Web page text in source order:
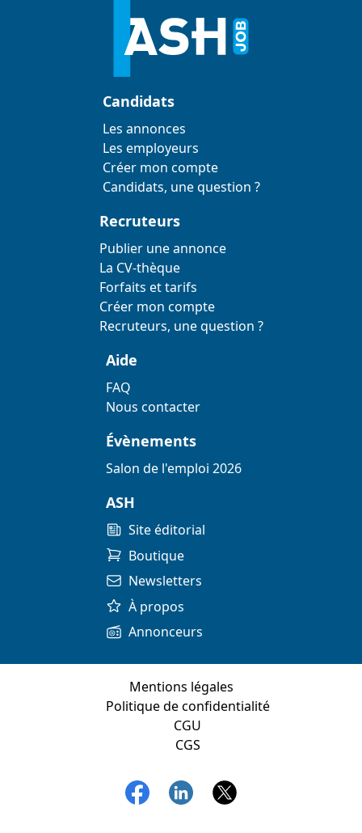
Candidats
Les annonces
Les employeurs
Créer mon compte
Candidats, une question ?
Recruteurs
Publier une annonce
La CV-thèque
Forfaits et tarifs
Créer mon compte
Recruteurs, une question ?
Aide
FAQ
Nous contacter
Évènements
Salon de l'emploi 2026
ASH
Site éditorial
Boutique
Newsletters
À propos
Annonceurs
Mentions légales
Politique de confidentialité
CGU
CGS